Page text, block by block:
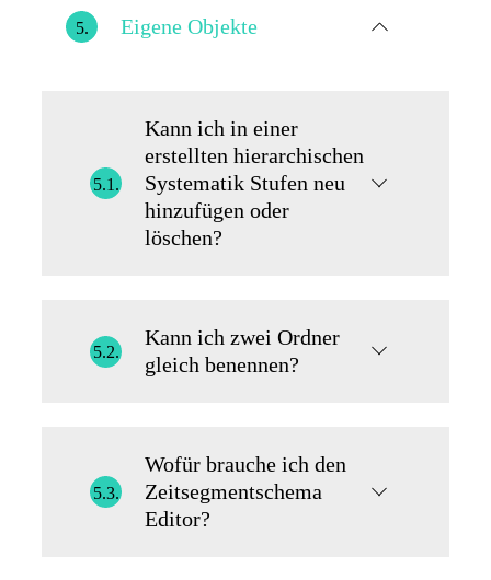
5. Eigene Objekte
5.1.
Kann ich in einer
erstellten hierarchischen
Systematik Stufen neu
hinzufügen oder
löschen?
5.2.
Kann ich zwei Ordner
gleich benennen?
5.3.
Wofür brauche ich den
Zeitsegmentschema
Editor?